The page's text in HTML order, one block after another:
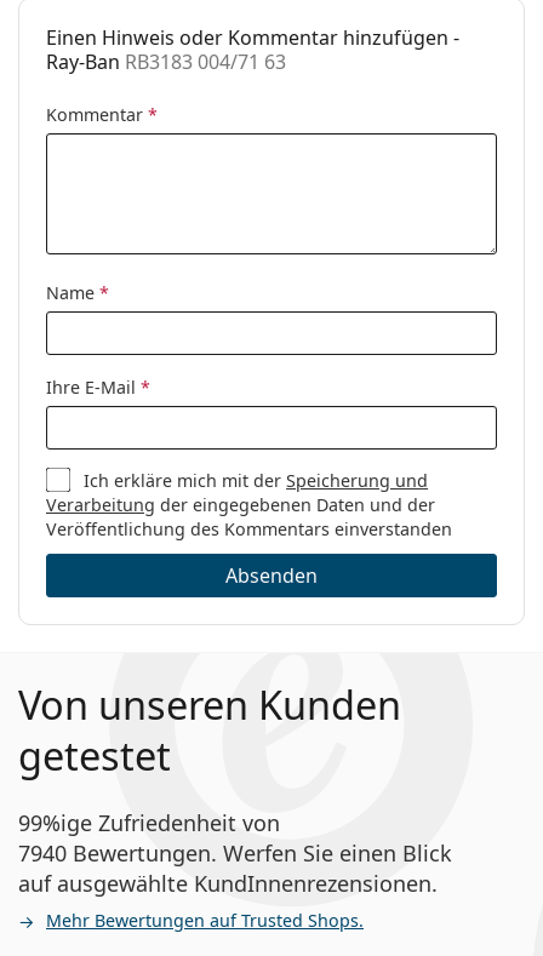
Einen Hinweis oder Kommentar hinzufügen -
Ray-Ban RB3183 004/71 63
Kommentar *
Name *
Ihre E-Mail *
Ich erkläre mich mit derSpeicherung und
Verarbeitung der eingegebenen Daten und der
Veröffentlichung des Kommentars einverstanden
Absenden
Von unseren Kunden
getestet
99%ige Zufriedenheit von
7940 Bewertungen. Werfen Sie einen Blick
auf ausgewählte KundInnenrezensionen.
Mehr Bewertungen auf Trusted Shops.